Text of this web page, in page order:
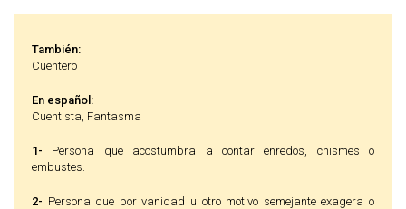
También:
Cuentero
En español:
Cuentista, Fantasma
1- Persona que acostumbra a contar enredos, chismes o
embustes.
2- Persona que por vanidad u otro motivo semejante exagera o